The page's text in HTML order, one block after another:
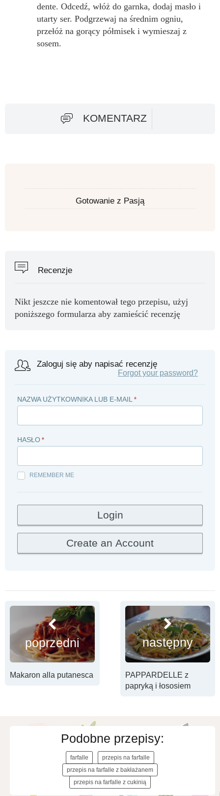
dente. Odcedź, włóż do garnka, dodaj masło i
utarty ser. Podgrzewaj na średnim ogniu,
przełóż na gorący półmisek i wymieszaj z
sosem.
KOMENTARZ
Gotowanie z Pasją
Recenzje
Nikt jeszcze nie komentował tego przepisu, użyj
poniższego formularza aby zamieścić recenzję
Zaloguj się aby napisać recenzję
Forgot your password?
NAZWA UŻYTKOWNIKA LUB E-MAIL *
HASŁO *
REMEMBER ME
poprzedni
Makaron alla putanesca
następny
PAPPARDELLE z
papryką i łososiem
Podobne przepisy:
farfalle
przepis na farfalle
przepis na farfalle z bakłażanem
przepis na farfalle z cukinią